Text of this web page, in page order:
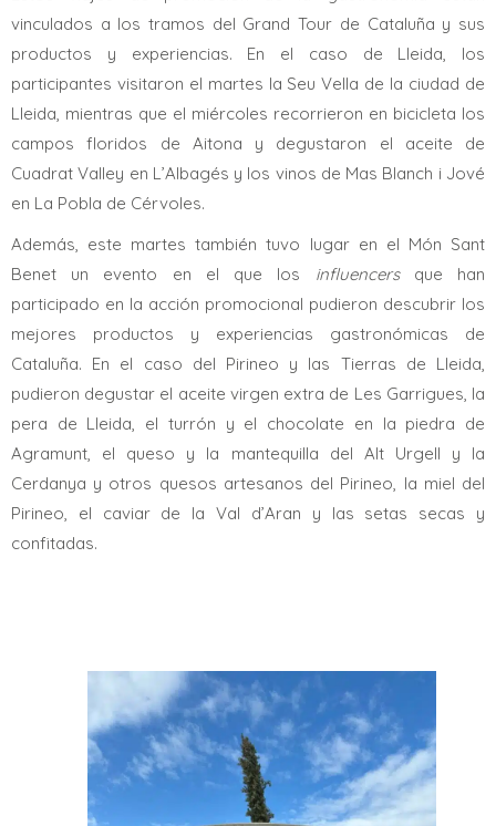
vinculados a los tramos del Grand Tour de Cataluña y sus
productos y experiencias. En el caso de Lleida, los
participantes visitaron el martes la Seu Vella de la ciudad de
Lleida, mientras que el miércoles recorrieron en bicicleta los
campos floridos de Aitona y degustaron el aceite de
Cuadrat Valley en L’Albagés y los vinos de Mas Blanch i Jové
en La Pobla de Cérvoles.
Además, este martes también tuvo lugar en el Món Sant
Benet un evento en el que los influencersque han
participado en la acción promocional pudieron descubrir los
mejores productos y experiencias gastronómicas de
Cataluña. En el caso del Pirineo y las Tierras de Lleida,
pudieron degustar el aceite virgen extra de Les Garrigues, la
pera de Lleida, el turrón y el chocolate en la piedra de
Agramunt, el queso y la mantequilla del Alt Urgell y la
Cerdanya y otros quesos artesanos del Pirineo, la miel del
Pirineo, el caviar de la Val d’Aran y las setas secas y
confitadas.